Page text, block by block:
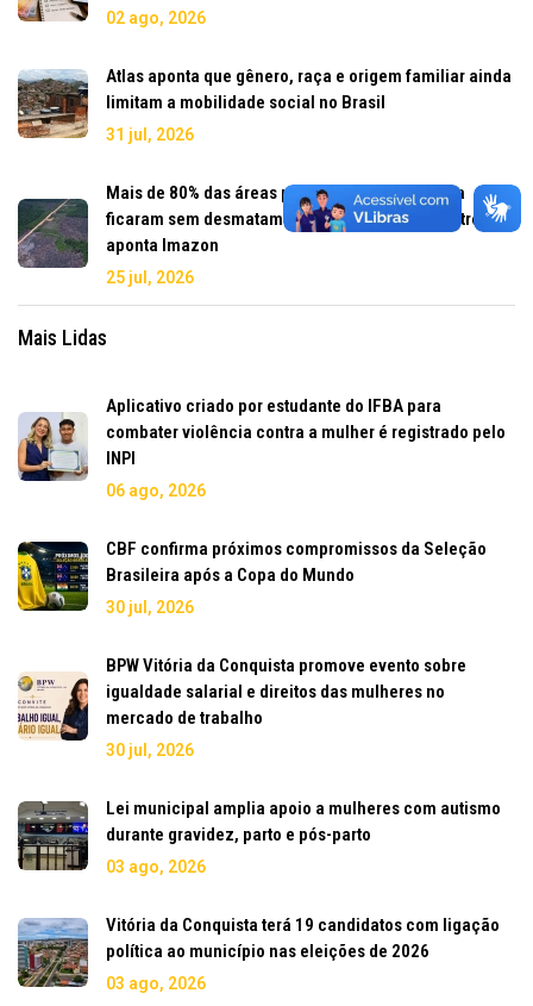
02 ago, 2026
Atlas aponta que gênero, raça e origem familiar ainda
limitam a mobilidade social no Brasil
31 jul, 2026
Mais de 80% das áreas protegidas da Amazônia
ficaram sem desmatamento no primeiro semestre,
aponta Imazon
25 jul, 2026
Mais Lidas
Aplicativo criado por estudante do IFBA para
combater violência contra a mulher é registrado pelo
INPI
06 ago, 2026
CBF confirma próximos compromissos da Seleção
Brasileira após a Copa do Mundo
30 jul, 2026
BPW Vitória da Conquista promove evento sobre
igualdade salarial e direitos das mulheres no
mercado de trabalho
30 jul, 2026
Lei municipal amplia apoio a mulheres com autismo
durante gravidez, parto e pós-parto
03 ago, 2026
Vitória da Conquista terá 19 candidatos com ligação
política ao município nas eleições de 2026
03 ago, 2026